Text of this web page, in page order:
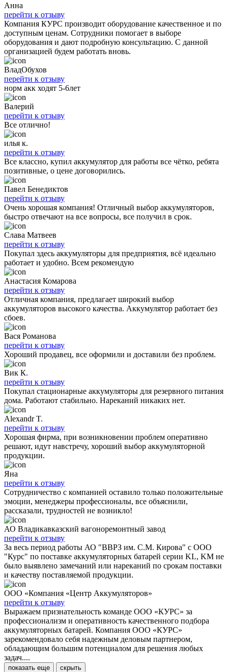
Анна
перейти к отзыву
Компания КУРС производит оборудование качественное и по
доступным ценам. Сотрудники помогает в выборе
оборудования и дают подробную консультацию. С данной
организацией будем работать вновь.
ВладОбухов
перейти к отзыву
норм акк ходят 5-6лет
Валерий
перейти к отзыву
Все отлично!
илья к.
перейти к отзыву
Все классно, купил аккумулятор для работы все чётко, ребята
позитивные, о цене договорились.
Павел Бенедиктов
перейти к отзыву
Очень хорошая компания! Отличный выбор аккумуляторов,
быстро отвечают на все вопросы, все получил в срок.
Слава Матвеев
перейти к отзыву
Покупал здесь аккумуляторы для предприятия, всё идеально
работает и удобно. Всем рекомендую
Анастасия Комарова
перейти к отзыву
Отличная компания, предлагает широкий выбор
аккумуляторов высокого качества. Аккумулятор работает без
сбоев.
Вася Романова
перейти к отзыву
Хороший продавец, все оформили и доставили без проблем.
Вик К.
перейти к отзыву
Покупал стационарные аккумуляторы для резервного питания
дома. Работают стабильно. Нареканий никаких нет.
Alexandr T.
перейти к отзыву
Хорошая фирма, при возникновении проблем оперативно
решают, идут навстречу, хороший выбор аккумуляторной
продукции.
Яна
перейти к отзыву
Сотрудничество с компанией оставило только положительные
эмоции, менеджеры профессионалы, все объяснили,
рассказали, трудностей не возникло!
АО Владикавказский вагоноремонтный завод
перейти к отзыву
За весь период работы АО "ВВРЗ им. С.М. Кирова" с ООО
"Курс" по поставке аккумуляторных батарей серии KL, KM не
было выявлено замечаний или нареканий по срокам поставки
и качеству поставляемой продукции.
ООО «Компания «Центр Аккумуляторов»
перейти к отзыву
Выражаем признательность команде ООО «КУРС» за
профессионализм и оперативность качественного подбора
аккумуляторных батарей. Компания ООО «КУРС»
зарекомендовало себя надежным деловым партнером,
обладающим большим потенциалом для решения любых
задач....
показать еще скрыть